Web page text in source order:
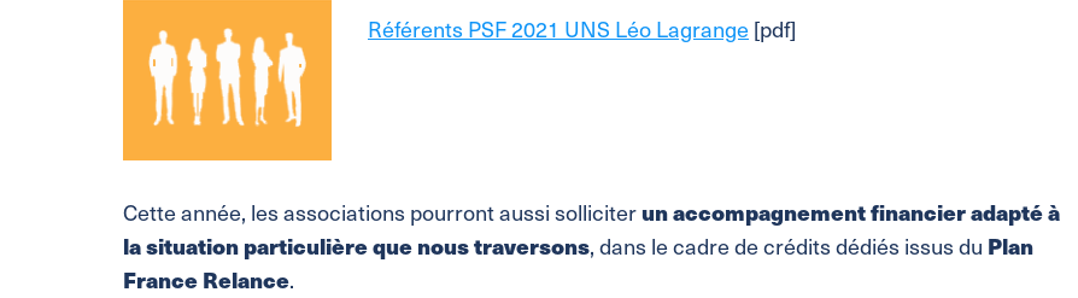
Référents PSF 2021 UNS Léo Lagrange [pdf]
Cette année, les associations pourront aussi solliciterun accompagnement financieradapté à
la situation particulière que nous traversons, dans le cadre de crédits dédiés issus du Plan
France Relance.